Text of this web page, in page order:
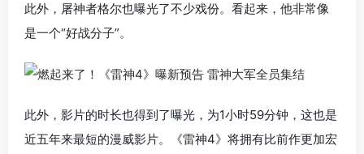
此外，屠神者格尔也曝光了不少戏份。看起来，他非常像
是一个“好战分子”。
此外，影片的时长也得到了曝光，为1小时59分钟，这也是
近五年来最短的漫威影片。《雷神4》将拥有比前作更加宏